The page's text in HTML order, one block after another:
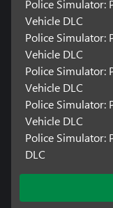
Police Simulator:
Vehicle DLC
Police Simulator:
Vehicle DLC
Police Simulator:
Vehicle DLC
Police Simulator:
Vehicle DLC
Police Simulator:
DLC